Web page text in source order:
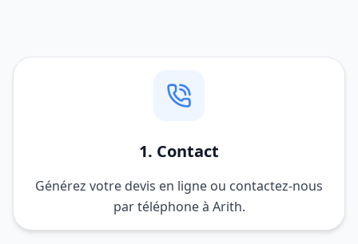
1. Contact
Générez votre devis en ligne ou contactez-nous
par téléphone à Arith.